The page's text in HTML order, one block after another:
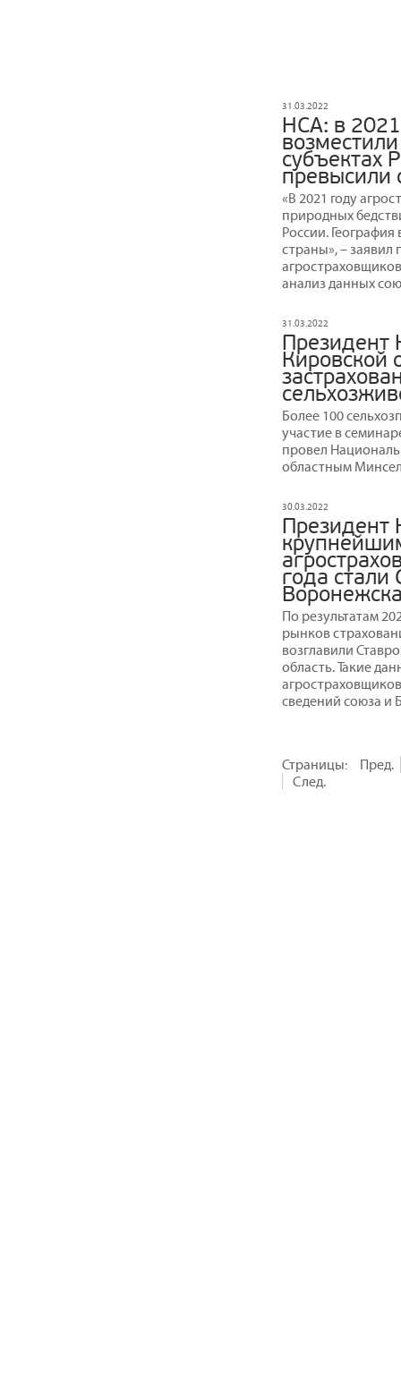
31.03.2022
НСА: в
субъектах
превысили
«В 2021 году
природных
России.
страны», – заявил
анализ данных
31.03.2022
Президент
Кировской
Более 100
участие в
провел
областным
30.03.2022
года стали
По результатам
рынков
возглавили
область. Такие
сведений союза и
Страницы:
Пред.
След.